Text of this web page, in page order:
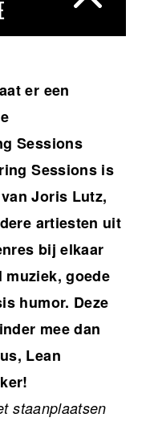
er een
Sessions
Sessions is
Joris Lutz,
artiesten uit
bij elkaar
goede
humor. Deze
mee dan
Lean
staanplaatsen